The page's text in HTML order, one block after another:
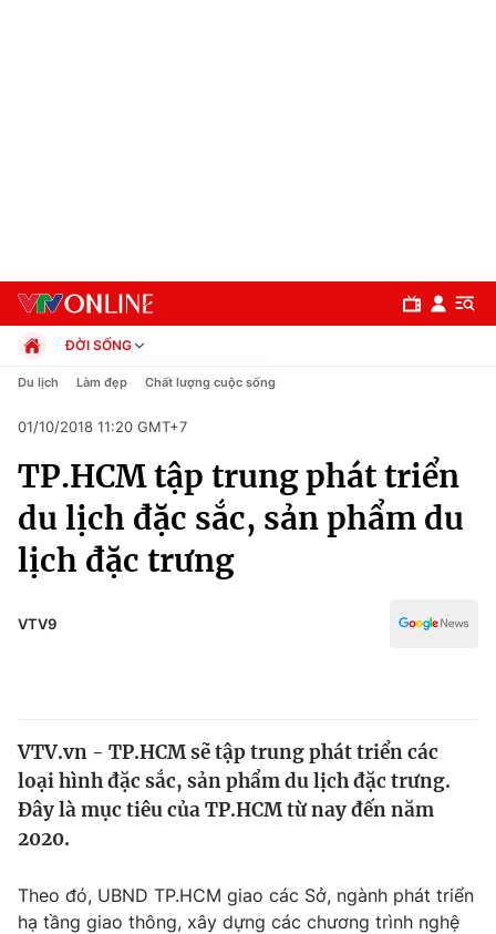
Chuyên mục
Chính trị
Xã hội
Pháp luật
Thế giới
Tin tức
Thế giới đó đây
Câu chuyện quốc tế
Kinh tế
Thị trường
Dữ liệu và đời sống
ĐỜI SỐNG
Chính trị
Pháp luật
Kinh tế
Thể thao
Truyền hình
Văn hóa - Giải trí
Du lịch Làm đẹp Chất lượng cuộc sống
01/10/2018 11:20 GMT+7
TP.HCM tập trung phát triển
du lịch đặc sắc, sản phẩm du
lịch đặc trưng
VTV9
VTV.vn - TP.HCM sẽ tập trung phát triển các
loại hình đặc sắc, sản phẩm du lịch đặc trưng.
Đây là mục tiêu của TP.HCM từ nay đến năm
2020.
Theo đó, UBND TP.HCM giao các Sở, ngành phát triển
hạ tầng giao thông, xây dựng các chương trình nghệ